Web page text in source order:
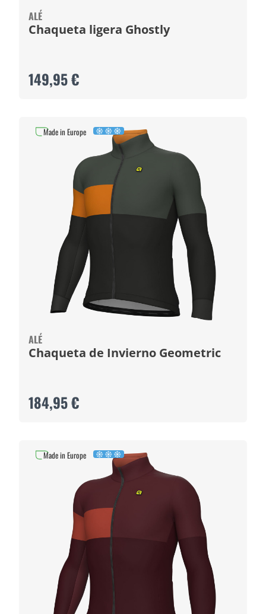
ALÉ
Chaqueta ligera Ghostly
149,95 €
ALÉ
Chaqueta de Invierno Geometric
184,95 €
Made in Europe
Made in Europe